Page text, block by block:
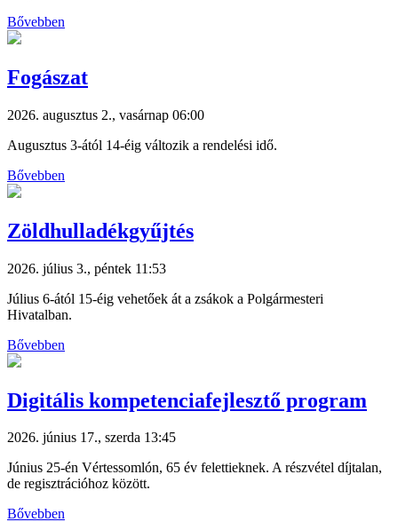
Bővebben
Fogászat
2026. augusztus 2., vasárnap 06:00
Augusztus 3-ától 14-éig változik a rendelési idő.
Bővebben
Zöldhulladékgyűjtés
2026. július 3., péntek 11:53
Július 6-ától 15-éig vehetőek át a zsákok a Polgármesteri
Hivatalban.
Bővebben
Digitális kompetenciafejlesztő program
2026. június 17., szerda 13:45
Június 25-én Vértessomlón, 65 év felettieknek. A részvétel díjtalan,
de regisztrációhoz között.
Bővebben